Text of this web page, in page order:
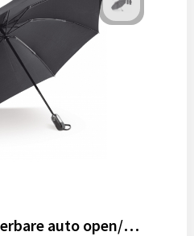
Deluxe 23” omkeerbare auto open/sluiten paraplu